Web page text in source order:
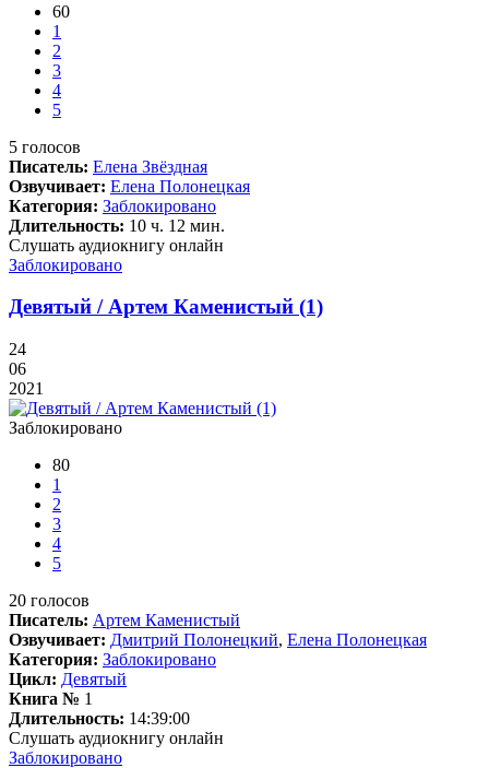
60
1
2
3
4
5
5 голосов
Писатель: Елена Звёздная
Озвучивает: Елена Полонецкая
Категория: Заблокировано
Длительность: 10 ч. 12 мин.
Слушать аудиокнигу онлайн
Заблокировано
Девятый / Артем Каменистый (1)
24
06
2021
Заблокировано
80
1
2
3
4
5
20 голосов
Писатель: Артем Каменистый
Озвучивает: Дмитрий Полонецкий, Елена Полонецкая
Категория: Заблокировано
Цикл: Девятый
Книга № 1
Длительность: 14:39:00
Слушать аудиокнигу онлайн
Заблокировано